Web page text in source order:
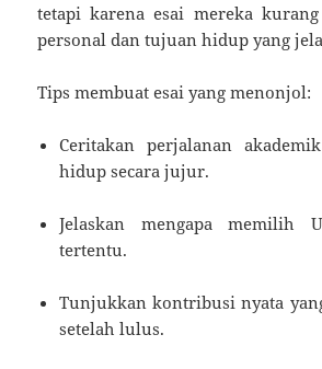
tetapi karena esai mereka
personal dan tujuan hidup yang
Tips membuat esai yang menonjol:
Ceritakan perjalanan
hidup secara jujur.
Jelaskan mengapa memilih
tertentu.
Tunjukkan kontribusi nyata
setelah lulus.